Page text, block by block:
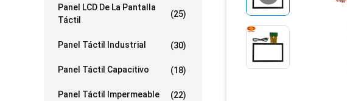
Panel LCD De La Pantalla
Táctil
(25)
Panel Táctil Industrial (30)
Panel Táctil Capacitivo (18)
Panel Táctil Impermeable (22)